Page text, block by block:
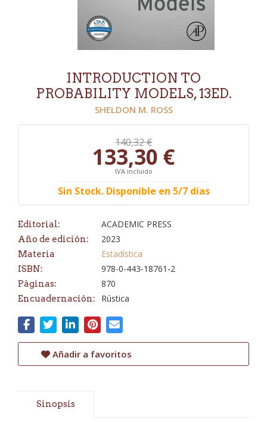
INTRODUCTION TO
PROBABILITY MODELS, 13ED.
SHELDON M. ROSS
140,32 €
133,30 €
IVA incluido
Sin Stock. Disponible en 5/7 días
Editorial: ACADEMIC PRESS
Año de edición: 2023
Materia Estadística
ISBN: 978-0-443-18761-2
Páginas: 870
Encuadernación: Rústica
Añadir a favoritos
Sinopsis